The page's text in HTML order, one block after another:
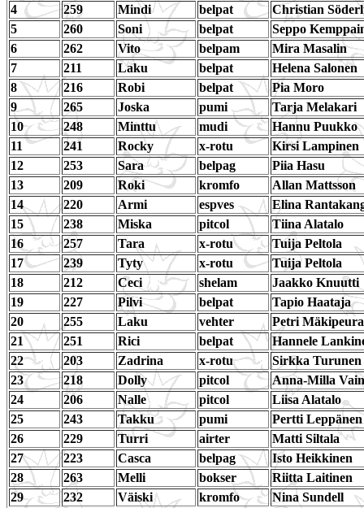
4
259 Mindi belpat
Christian
5
260 Soni belpat
Seppo
6
262 Vito belpam
Mira Masalin
7
211 Laku belpat
Helena Salonen
8
216 Robi belpat
Pia Moro
9
265 Joska pumi
Tarja Melakari
10
248 Minttu mudi
Hannu Puukko
11
241 Rocky x-rotu
Kirsi Lampinen
12
253 Sara belpag
Piia Hasu
13
209 Roki kromfo
Allan Mattsson
14
220 Armi espves
Elina
15
238 Miska pitcol
Tiina Alatalo
16
257 Tara x-rotu
Tuija Peltola
17
239 Tyty x-rotu
Tuija Peltola
18
212 Ceci shelam
Jaakko Knuutti
19
227 Pilvi belpat
Tapio Haataja
20
255 Laku vehter
Petri Mäkipeura
21
251 Rici belpat
Hannele
22
203 Zadrina x-rotu
Sirkka Turunen
23
218 Dolly pitcol
Anna-Milla
24
206 Nalle pitcol
Liisa Alatalo
25
243 Takku pumi
Pertti Leppänen
26
229 Turri airter
Matti Siltala
27
223 Casca belpag
Isto Heikkinen
28
263 Melli bokser
Riitta Laitinen
29
232 Väiski kromfo
Nina Sundell